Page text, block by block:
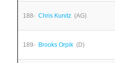
188- Chris Kunitz (AG)
189- Brooks Orpik (D)